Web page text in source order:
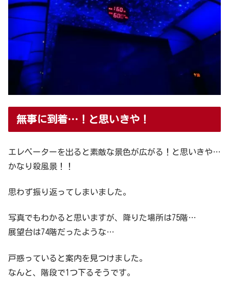
無事に到着…！と思いきや！
エレベーターを出ると素敵な景色が広がる！と思いきや…
かなり殺風景！！
思わず振り返ってしまいました。
写真でもわかると思いますが、降りた場所は75階…
展望台は74階だったような…
戸惑っていると案内を見つけました。
なんと、階段で1つ下るそうです。